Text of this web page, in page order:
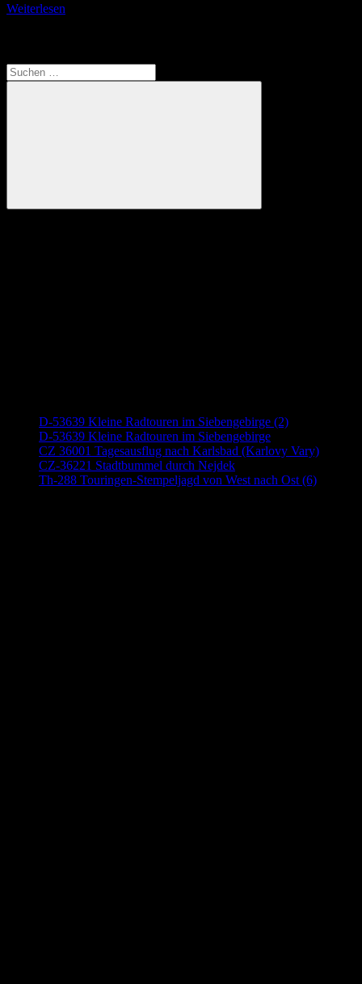
Weiterlesen
Suchen
nach:
Suchen
D-53639 Kleine Radtouren im Siebengebirge (2)
D-53639 Kleine Radtouren im Siebengebirge
CZ 36001 Tagesausflug nach Karlsbad (Karlovy Vary)
CZ-36221 Stadtbummel durch Nejdek
Th-288 Touringen-Stempeljagd von West nach Ost (6)